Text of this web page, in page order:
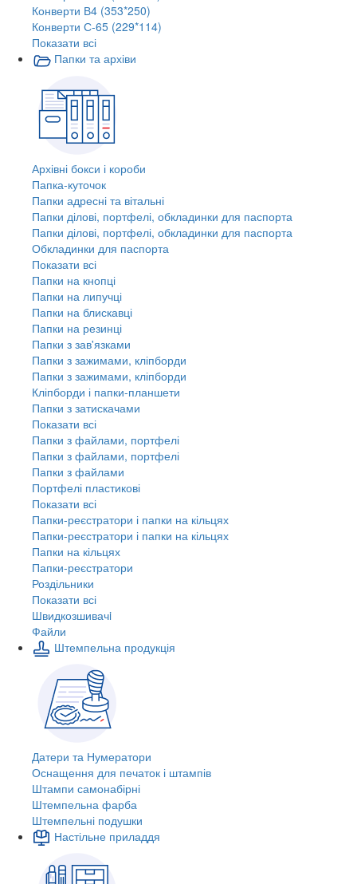
Конверти В4 (353*250)
Конверти С-65 (229*114)
Показати всі
Папки та архіви
Архівні бокси і короби
Папка-куточок
Папки адресні та вітальні
Папки ділові, портфелі, обкладинки для паспорта
Папки ділові, портфелі, обкладинки для паспорта
Обкладинки для паспорта
Показати всі
Папки на кнопці
Папки на липучці
Папки на блискавці
Папки на резинці
Папки з зав'язками
Папки з зажимами, кліпборди
Папки з зажимами, кліпборди
Кліпборди і папки-планшети
Папки з затискачами
Показати всі
Папки з файлами, портфелі
Папки з файлами, портфелі
Папки з файлами
Портфелі пластикові
Показати всі
Папки-реєстратори і папки на кільцях
Папки-реєстратори і папки на кільцях
Папки на кільцях
Папки-реєстратори
Роздільники
Показати всі
Швидкозшивачi
Файли
Штемпельна продукція
Датери та Нумератори
Оснащення для печаток і штампів
Штампи самонабірні
Штемпельна фарба
Штемпельні подушки
Настільне приладдя